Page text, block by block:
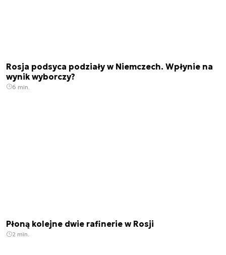
Rosja podsyca podziały w Niemczech. Wpłynie na
wynik wyborczy?
6 min.
Płoną kolejne dwie rafinerie w Rosji
2 min.